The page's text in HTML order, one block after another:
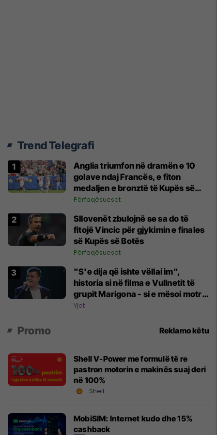
Trend Telegrafi
Anglia triumfon në dramën e 10
golave ndaj Francës, e fiton
medaljen e bronztë të Kupës së
Botës
Përfaqësueset
Sllovenët zbulojnë se sa do të
fitojë Vincic për gjykimin e finales
së Kupës së Botës
Përfaqësueset
"S'e dija që ishte vëllai im",
historia si në filma e Vullnetit të
grupit Marigona - si e mësoi motra
e tij pas shumë vitesh që ishin
Yjet
Promo Reklamo këtu
Shell V-Power me formulë të re
pastron motorin e makinës suaj deri
në 100%
Shell
MobiSIM: Internet kudo dhe 15%
cashback